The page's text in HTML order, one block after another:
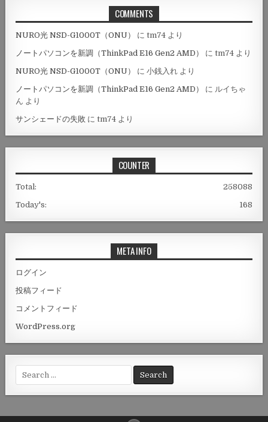
COMMENTS
NURO光 NSD-G1000T（ONU） にtm74 より
ノートパソコンを新調（ThinkPad E16 Gen2 AMD）
にtm74 より
NURO光 NSD-G1000T（ONU）
に小銭入れ より
ノートパソコンを新調（ThinkPad E16 Gen2 AMD）
に ルイちゃ
ん より
サンシェードの失敗 にtm74 より
COUNTER
258088
Total:
168
Today's:
META INFO
ログイン
投稿フィード
コメントフィード
WordPress.org
for: